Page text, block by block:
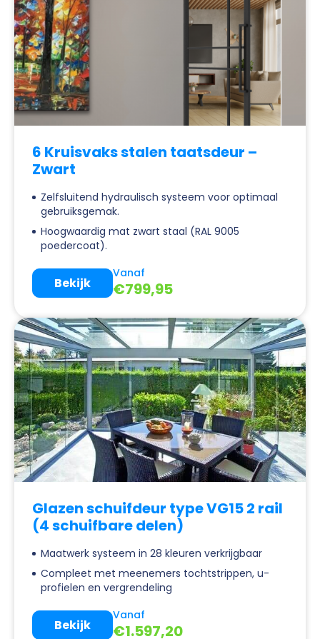
6 Kruisvaks stalen taatsdeur –
Zwart
Zelfsluitend hydraulisch systeem voor optimaal
gebruiksgemak.
Hoogwaardig mat zwart staal (RAL 9005
poedercoat).
Vanaf
€799,95
Bekijk
Glazen schuifdeur type VG15 2 rail
(4 schuifbare delen)
Maatwerk systeem in 28 kleuren verkrijgbaar
Compleet met meenemers tochtstrippen, u-
profielen en vergrendeling
Vanaf
€1.597,20
Bekijk